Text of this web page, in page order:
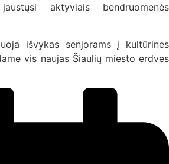
aktyviais bendruomenės
išvykas senjorams į kultūrines
vis naujas Šiaulių miesto erdves